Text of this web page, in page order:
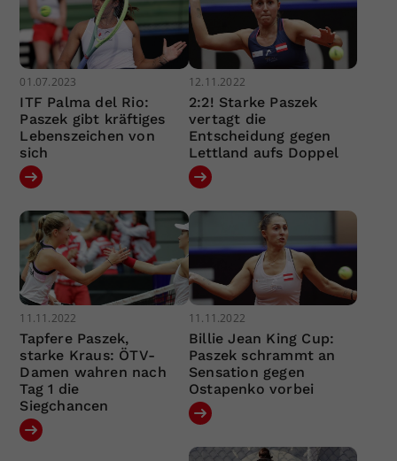
01.07.2023
ITF Palma del Rio:
Paszek gibt kräftiges
Lebenszeichen von
sich
12.11.2022
2:2! Starke Paszek
vertagt die
Entscheidung gegen
Lettland aufs Doppel
11.11.2022
Tapfere Paszek,
starke Kraus: ÖTV-
Damen wahren nach
Tag 1 die
Siegchancen
11.11.2022
Billie Jean King Cup:
Paszek schrammt an
Sensation gegen
Ostapenko vorbei